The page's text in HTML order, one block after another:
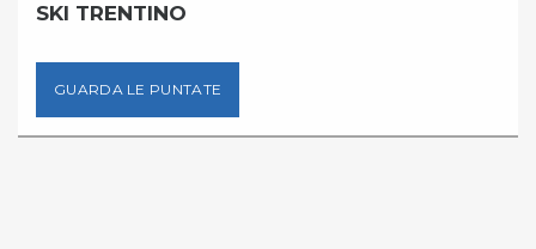
SKI TRENTINO
GUARDA LE PUNTATE